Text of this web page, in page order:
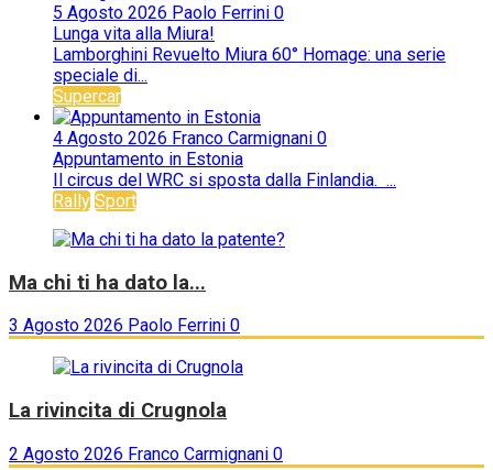
5 Agosto 2026 Paolo Ferrini 0
Lunga vita alla Miura!
Lamborghini Revuelto Miura 60° Homage: una serie
speciale di...
Supercar
4 Agosto 2026 Franco Carmignani 0
Appuntamento in Estonia
Il circus del WRC si sposta dalla Finlandia. ...
Rally Sport
Ma chi ti ha dato la...
3 Agosto 2026 Paolo Ferrini 0
La rivincita di Crugnola
2 Agosto 2026 Franco Carmignani 0